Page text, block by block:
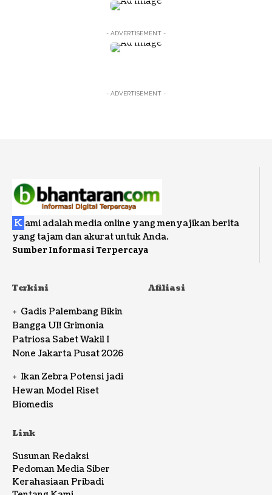
- ADVERTISEMENT -
- ADVERTISEMENT -
K ami adalah media online yang menyajikan berita
yang tajam dan akurat untuk Anda.
Sumber Informasi Terpercaya
Terkini
Gadis Palembang Bikin
Bangga UI! Grimonia
Patriosa Sabet Wakil I
None Jakarta Pusat 2026
Ikan Zebra Potensi jadi
Hewan Model Riset
Biomedis
Afiliasi
Link
Susunan Redaksi
Pedoman Media Siber
Kerahasiaan Pribadi